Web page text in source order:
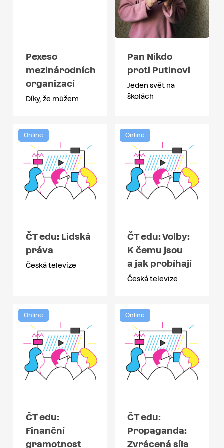
Pexeso
mezinárodních
organizací
Díky, že můžem
Pan Nikdo
proti Putinovi
Jeden svět na
školách
Online
ČT edu: Lidská
práva
Česká televize
Online
ČT edu: Volby:
K čemu jsou
a jak probíhají
Česká televize
Online
ČT edu:
Finanční
gramotnost
Online
ČT edu:
Propaganda:
Zvrácená síla